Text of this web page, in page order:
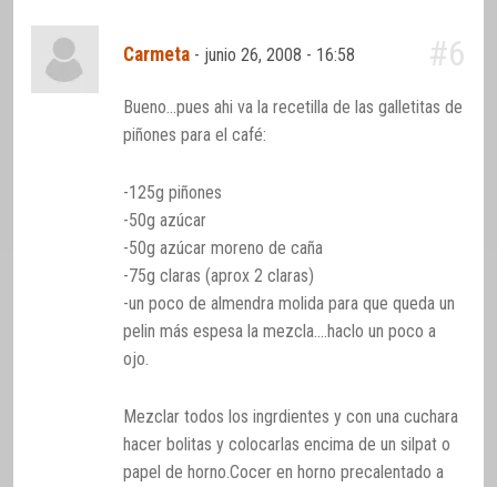
Carmeta - junio 26, 2008 - 16:58 #6
Bueno…pues ahi va la recetilla de las galletitas de
piñones para el café:
-125g piñones
-50g azúcar
-50g azúcar moreno de caña
-75g claras (aprox 2 claras)
-un poco de almendra molida para que queda un
pelin más espesa la mezcla….haclo un poco a
ojo.
Mezclar todos los ingrdientes y con una cuchara
hacer bolitas y colocarlas encima de un silpat o
papel de horno.Cocer en horno precalentado a